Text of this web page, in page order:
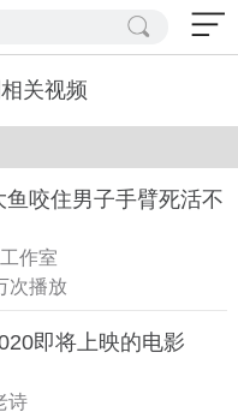
关视频
鱼咬住男子手臂死活不
作室
次播放
即将上映的电影
诗